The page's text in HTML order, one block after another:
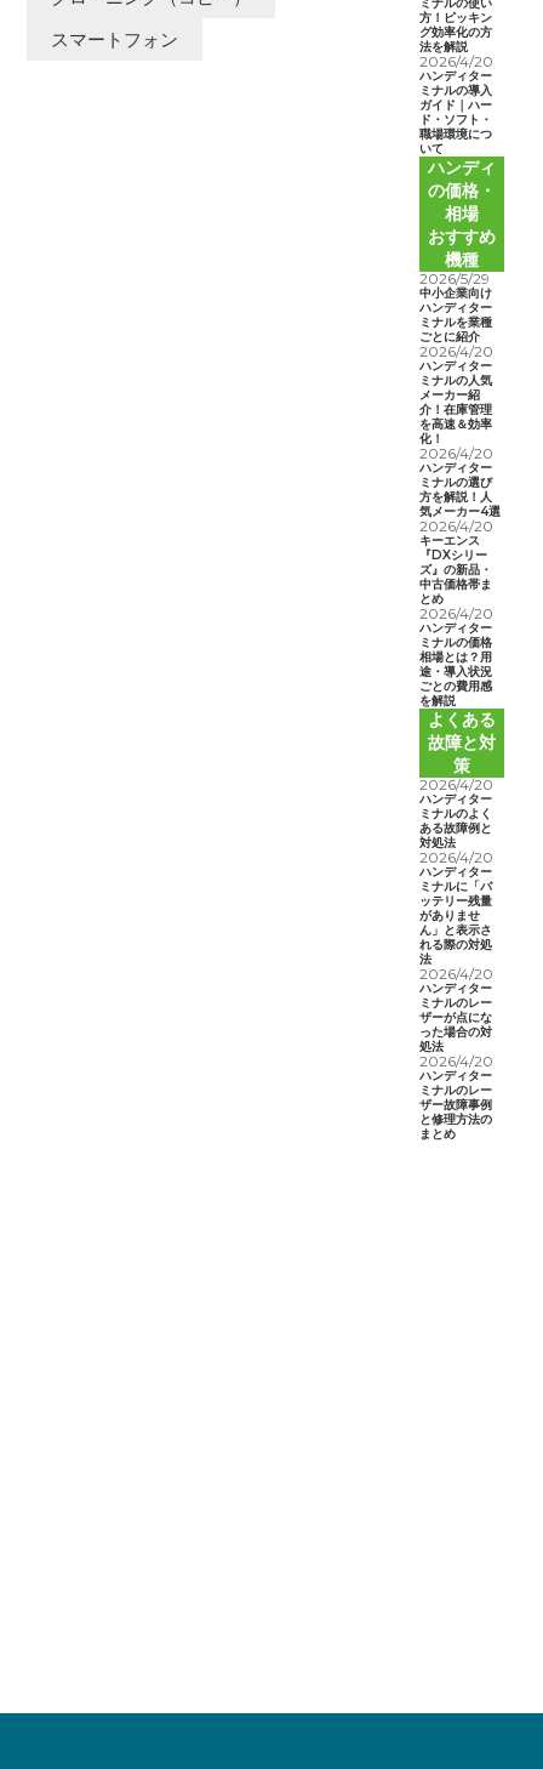
スマートフォン
方！ピッキン
グ効率化の方
法を解説
2026/4/20
ハンディター
ミナルの導入
ガイド｜ハー
ド・ソフト・
職場環境につ
いて
ハンディ
の価格・
相場
おすすめ
機種
2026/5/29
中小企業向け
ハンディター
ミナルを業種
ごとに紹介
2026/4/20
ハンディター
ミナルの人気
メーカー紹
介！在庫管理
を高速＆効率
化！
2026/4/20
ハンディター
ミナルの選び
方を解説！人
気メーカー4選
2026/4/20
キーエンス
『DXシリー
ズ』の新品・
中古価格帯ま
とめ
2026/4/20
ハンディター
ミナルの価格
相場とは？用
途・導入状況
ごとの費用感
を解説
よくある
故障と対
策
2026/4/20
ハンディター
ミナルのよく
ある故障例と
対処法
2026/4/20
ハンディター
ミナルに「バ
ッテリー残量
がありませ
ん」と表示さ
れる際の対処
法
2026/4/20
ハンディター
ミナルのレー
ザーが点にな
った場合の対
処法
2026/4/20
ハンディター
ミナルのレー
ザー故障事例
と修理方法の
まとめ